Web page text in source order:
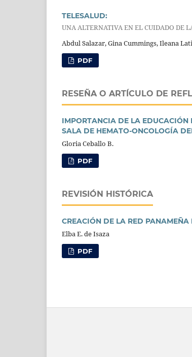
TELESALUD:
UNA ALTERNATIVA EN EL CUIDADO DE
Abdul Salazar, Gina Cummings, Ileana
PDF
RESEÑA O ARTÍCULO DE
IMPORTANCIA DE LA EDUCACIÓN
SALA DE HEMATO-ONCOLOGÍA
Gloria Ceballo B.
PDF
REVISIÓN HISTÓRICA
CREACIÓN DE LA RED
Elba E. de Isaza
PDF